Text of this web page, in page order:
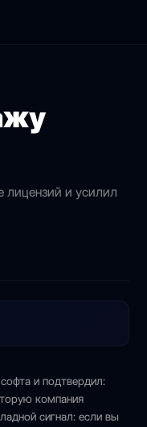
и усилил
и подтвердил:
компания
сигнал: если вы